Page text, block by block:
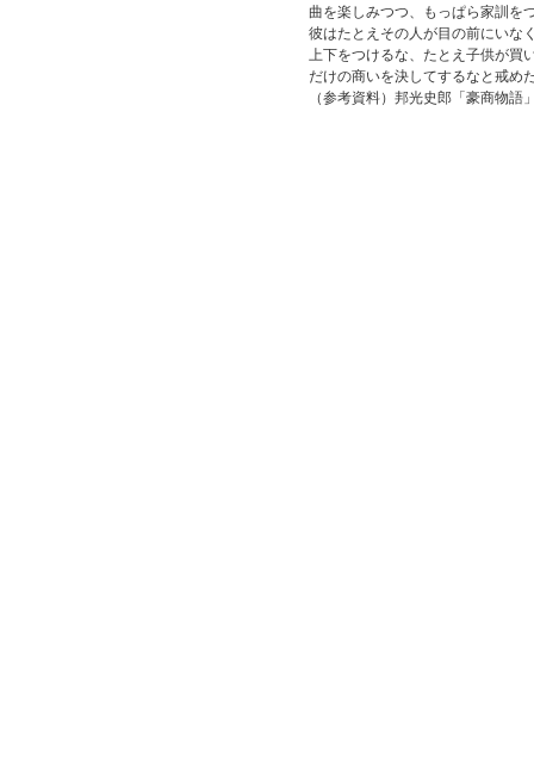
曲を楽しみつつ、もっぱら家訓を
彼はたとえその人が目の前にいな
上下をつけるな、たとえ子供が買
だけの商いを決してするなと戒め
（参考資料）邦光史郎「豪商物語